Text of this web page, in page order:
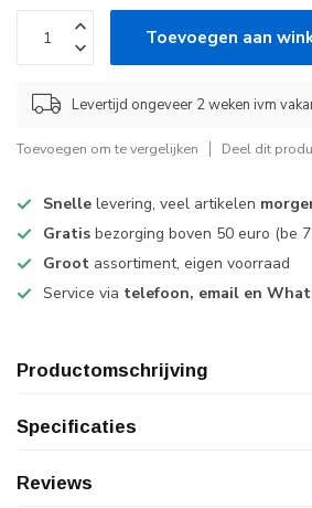
Toevoegen aan
Levertijd ongeveer 2 weken ivm
Toevoegen om te vergelijken Deel dit
Snelle levering, veel artikelen
Gratis bezorging boven 50 euro (be
Groot assortiment, eigen voorraad
Service via telefoon, email en
Productomschrijving
Specificaties
Reviews